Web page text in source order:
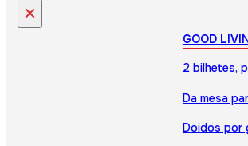
×
GOOD
2 bilhetes,
Da mesa
Doidos por